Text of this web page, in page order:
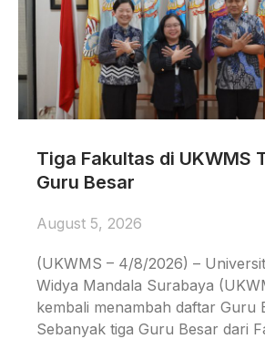
Tiga Fakultas di UKWMS
Guru Besar
August 5, 2026
(UKWMS – 4/8/2026) –
Widya Mandala Surabaya
kembali menambah daftar Guru
Sebanyak tiga Guru Besar dari